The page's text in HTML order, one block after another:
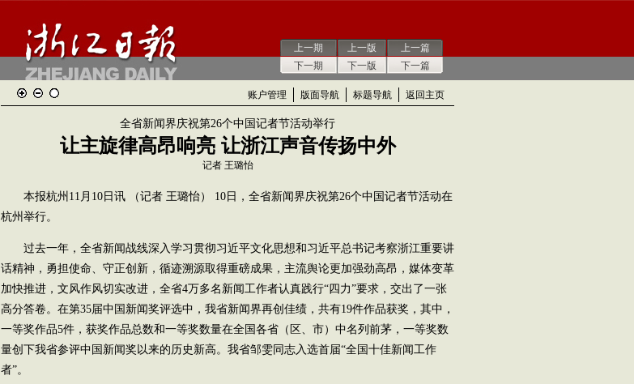
上一期
下一期
上一版
下一版
上一篇
下一篇
账户管理 版面导航 标题导航 返回主页
全省新闻界庆祝第26个中国记者节活动举行
让主旋律高昂响亮 让浙江声音传扬中外
记者 王璐怡
本报杭州11月10日讯 （记者 王璐怡） 10日，全省新闻界庆祝第26个中国记者节活动在
杭州举行。
过去一年，全省新闻战线深入学习贯彻习近平文化思想和习近平总书记考察浙江重要讲
话精神，勇担使命、守正创新，循迹溯源取得重磅成果，主流舆论更加强劲高昂，媒体变革
加快推进，文风作风切实改进，全省4万多名新闻工作者认真践行“四力”要求，交出了一张
高分答卷。在第35届中国新闻奖评选中，我省新闻界再创佳绩，共有19件作品获奖，其中，
一等奖作品5件，获奖作品总数和一等奖数量在全国各省（区、市）中名列前茅，一等奖数
量创下我省参评中国新闻奖以来的历史新高。我省邹雯同志入选首届“全国十佳新闻工作
者”。